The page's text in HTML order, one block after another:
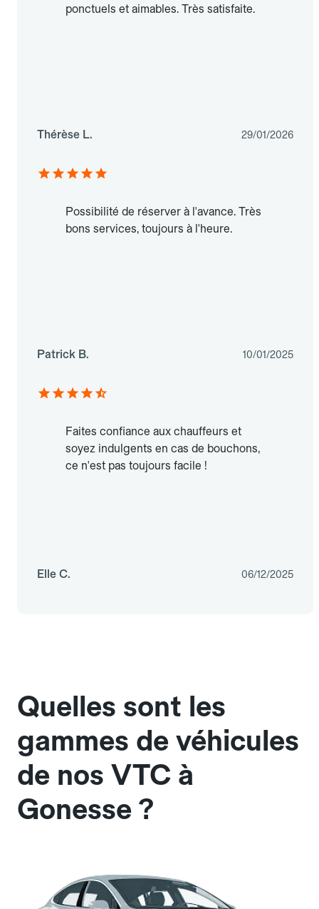
ponctuels et aimables. Très satisfaite.
Thérèse L. 29/01/2026
Possibilité de réserver à l'avance. Très
bons services, toujours à l'heure.
Patrick B. 10/01/2025
Faites confiance aux chauffeurs et
soyez indulgents en cas de bouchons,
ce n'est pas toujours facile !
Elle C. 06/12/2025
Quelles sont les
gammes de véhicules
de nos VTC à
Gonesse ?